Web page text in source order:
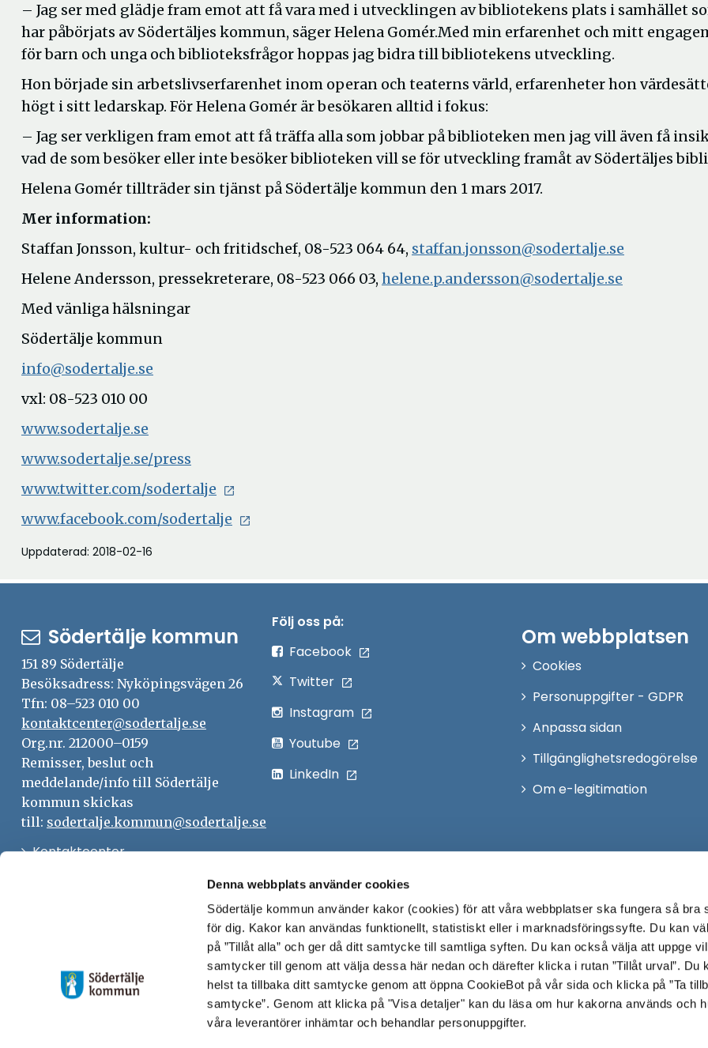
Denna webbplats använder cookies
Södertälje kommun använder kakor (cookies) för att våra webbplatser ska fungera så bra
för dig. Kakor kan användas funktionellt, statistiskt eller i marknadsföringssyfte. Du kan
på ”Tillåt alla” och ger då ditt samtycke till samtliga syften. Du kan också välja att uppge
samtycker till genom att välja dessa här nedan och därefter klicka i rutan ”Tillåt urval”. Du
helst ta tillbaka ditt samtycke genom att öppna CookieBot på vår sida och klicka på ”Ta
samtycke”. Genom att klicka på "Visa detaljer" kan du läsa om hur kakorna används och
våra leverantörer inhämtar och behandlar personuppgifter.
– Jag ser med glädje fram emot att få vara med i utvecklingen av bibliotekens plats i samhället
har påbörjats av Södertäljes kommun, säger Helena Gomér.Med min erfarenhet och mitt
för barn och unga och biblioteksfrågor hoppas jag bidra till bibliotekens utveckling.
Hon började sin arbetslivserfarenhet inom operan och teaterns värld, erfarenheter hon
högt i sitt ledarskap. För Helena Gomér är besökaren alltid i fokus:
– Jag ser verkligen fram emot att få träffa alla som jobbar på biblioteken men jag vill även få
vad de som besöker eller inte besöker biblioteken vill se för utveckling framåt av Södertäljes
Helena Gomér tillträder sin tjänst på Södertälje kommun den 1 mars 2017.
Mer information:
Staffan Jonsson, kultur- och fritidschef, 08-523 064 64, staffan.jonsson@sodertalje.se
Helene Andersson, pressekreterare, 08-523 066 03, helene.p.andersson@sodertalje.se
Med vänliga hälsningar
Södertälje kommun
info@sodertalje.se
vxl: 08-523 010 00
www.sodertalje.se
www.sodertalje.se/press
www.twitter.com/sodertalje
www.facebook.com/sodertalje
Uppdaterad: 2018-02-16
Södertälje kommun
151 89 Södertälje
Besöksadress: Nyköpingsvägen 26
Tfn: 08–523 010 00
kontaktcenter@sodertalje.se
Org.nr. 212000–0159
Remisser, beslut och
meddelande/info till Södertälje
kommun skickas
till: sodertalje.kommun@sodertalje.se
KontaktcenterÖppna
fönster
Anslagstavla
Skicka faktura till Södertälje
Följ oss på:
Facebook
Twitter
Instagram
Youtube
LinkedIn
Om webbplatsen
Cookies
Personuppgifter - GDPR
Anpassa sidan
Tillgänglighetsredogörelse
Om e-legitimation